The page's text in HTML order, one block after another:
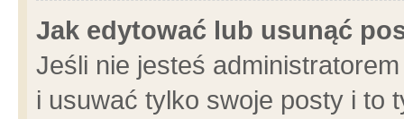
Jak edytować lub usunąć
Jeśli nie jesteś
i usuwać tylko swoje posty i to